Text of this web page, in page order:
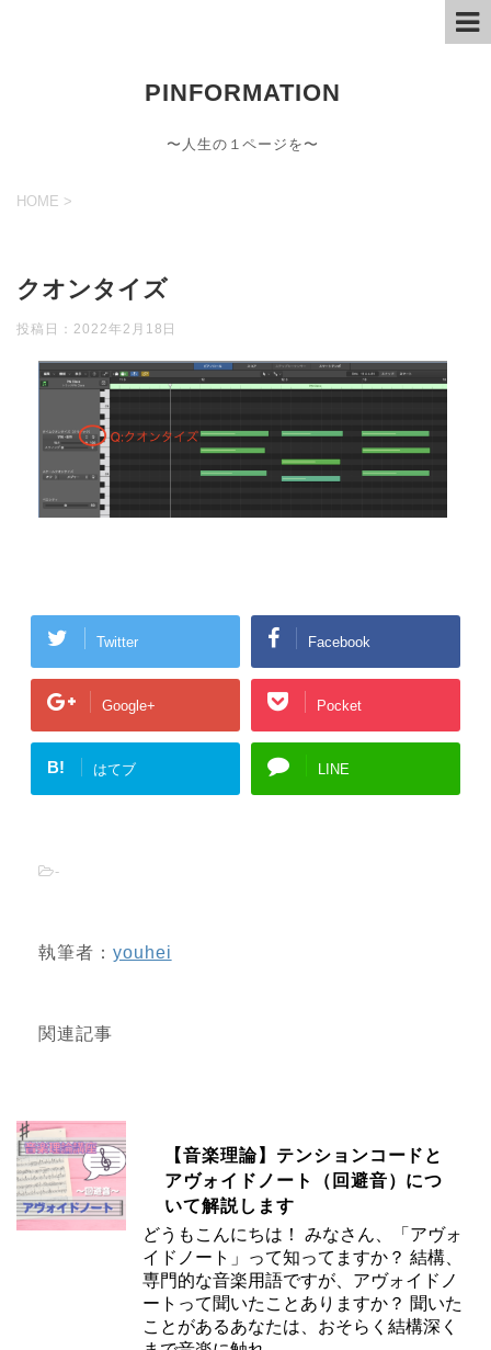
PINFORMATION
〜人生の１ページを〜
HOME >
クオンタイズ
投稿日： 2022年2月18日
Twitter Facebook
Google+ Pocket
B! はてブ LINE
-
執筆者： youhei
関連記事
【音楽理論】テンションコードと
アヴォイドノート（回避音）につ
いて解説します
どうもこんにちは！ みなさん、「アヴォ
イドノート」って知ってますか？ 結構、
専門的な音楽用語ですが、アヴォイドノ
ートって聞いたことありますか？ 聞いた
ことがあるあなたは、おそらく結構深く